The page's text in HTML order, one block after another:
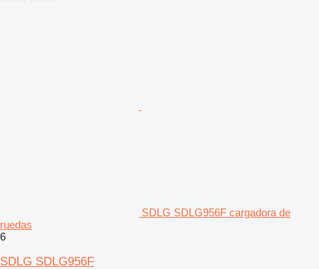
SDLG SDLG956F cargadora de
ruedas
6
SDLG SDLG956F